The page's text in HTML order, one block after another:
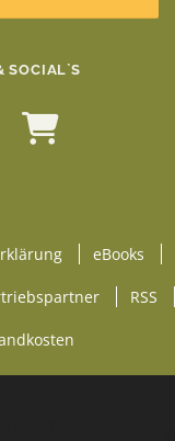
SOCIAL`S
eBooks
RSS